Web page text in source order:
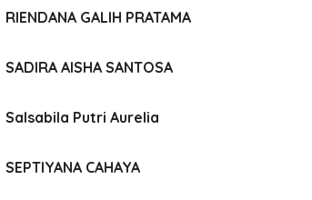
RIENDANA GALIH PRATAMA
SADIRA AISHA SANTOSA
Salsabila Putri Aurelia
SEPTIYANA CAHAYA